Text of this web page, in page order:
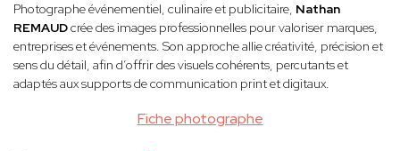
Fiche photographe
Photographe événementiel, culinaire et publicitaire, Nathan
REMAUDcrée des images professionnelles pour valoriser marques,
entreprises et événements. Son approche allie créativité, précision et
sens du détail, afin d’offrir des visuels cohérents, percutants et
adaptés aux supports de communication print et digitaux.